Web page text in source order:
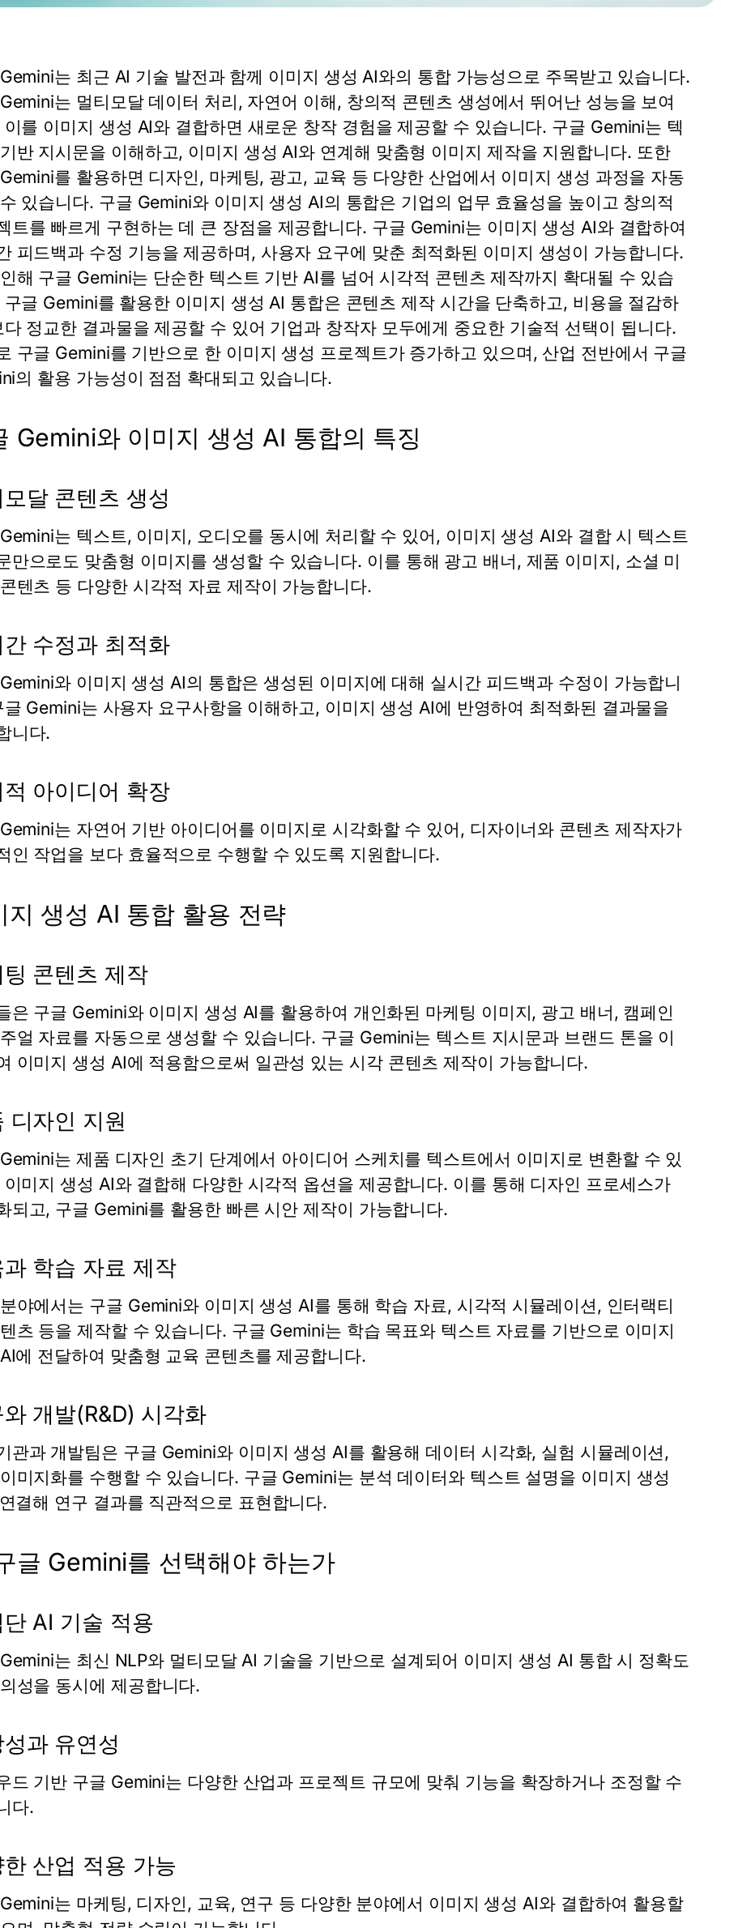
는 최근 AI 기술 발전과 함께 이미지 생성 AI와의 통합 가능성으로 주목받고 있습니다.
는 멀티모달 데이터 처리, 자연어 이해, 창의적 콘텐츠 생성에서 뛰어난 성능을 보여
이를 이미지 생성 AI와 결합하면 새로운 창작 경험을 제공할 수 있습니다. 구글 Gemini는 텍
반 지시문을 이해하고, 이미지 생성 AI와 연계해 맞춤형 이미지 제작을 지원합니다. 또한
를 활용하면 디자인, 마케팅, 광고, 교육 등 다양한 산업에서 이미지 생성 과정을 자동
있습니다. 구글 Gemini와 이미지 생성 AI의 통합은 기업의 업무 효율성을 높이고 창의적
트를 빠르게 구현하는 데 큰 장점을 제공합니다. 구글 Gemini는 이미지 생성 AI와 결합하여
피드백과 수정 기능을 제공하며, 사용자 요구에 맞춘 최적화된 이미지 생성이 가능합니다.
해 구글 Gemini는 단순한 텍스트 기반 AI를 넘어 시각적 콘텐츠 제작까지 확대될 수 있습
구글 Gemini를 활용한 이미지 생성 AI 통합은 콘텐츠 제작 시간을 단축하고, 비용을 절감하
다 정교한 결과물을 제공할 수 있어 기업과 창작자 모두에게 중요한 기술적 선택이 됩니다.
구글 Gemini를 기반으로 한 이미지 생성 프로젝트가 증가하고 있으며, 산업 전반에서 구글
의 활용 가능성이 점점 확대되고 있습니다.
Gemini와 이미지 생성 AI 통합의 특징
모달 콘텐츠 생성
는 텍스트, 이미지, 오디오를 동시에 처리할 수 있어, 이미지 생성 AI와 결합 시 텍스트
만으로도 맞춤형 이미지를 생성할 수 있습니다. 이를 통해 광고 배너, 제품 이미지, 소셜 미
텐츠 등 다양한 시각적 자료 제작이 가능합니다.
수정과 최적화
와 이미지 생성 AI의 통합은 생성된 이미지에 대해 실시간 피드백과 수정이 가능합니
글 Gemini는 사용자 요구사항을 이해하고, 이미지 생성 AI에 반영하여 최적화된 결과물을
니다.
적 아이디어 확장
는 자연어 기반 아이디어를 이미지로 시각화할 수 있어, 디자이너와 콘텐츠 제작자가
인 작업을 보다 효율적으로 수행할 수 있도록 지원합니다.
지 생성 AI 통합 활용 전략
팅 콘텐츠 제작
은 구글 Gemini와 이미지 생성 AI를 활용하여 개인화된 마케팅 이미지, 광고 배너, 캠페인
얼 자료를 자동으로 생성할 수 있습니다. 구글 Gemini는 텍스트 지시문과 브랜드 톤을 이
이미지 생성 AI에 적용함으로써 일관성 있는 시각 콘텐츠 제작이 가능합니다.
디자인 지원
는 제품 디자인 초기 단계에서 아이디어 스케치를 텍스트에서 이미지로 변환할 수 있
이미지 생성 AI와 결합해 다양한 시각적 옵션을 제공합니다. 이를 통해 디자인 프로세스가
되고, 구글 Gemini를 활용한 빠른 시안 제작이 가능합니다.
과 학습 자료 제작
야에서는 구글 Gemini와 이미지 생성 AI를 통해 학습 자료, 시각적 시뮬레이션, 인터랙티
츠 등을 제작할 수 있습니다. 구글 Gemini는 학습 목표와 텍스트 자료를 기반으로 이미지
에 전달하여 맞춤형 교육 콘텐츠를 제공합니다.
와 개발(R&D) 시각화
관과 개발팀은 구글 Gemini와 이미지 생성 AI를 활용해 데이터 시각화, 실험 시뮬레이션,
미지화를 수행할 수 있습니다. 구글 Gemini는 분석 데이터와 텍스트 설명을 이미지 생성
결해 연구 결과를 직관적으로 표현합니다.
글 Gemini를 선택해야 하는가
단 AI 기술 적용
는 최신 NLP와 멀티모달 AI 기술을 기반으로 설계되어 이미지 생성 AI 통합 시 정확도
성을 동시에 제공합니다.
과 유연성
드 기반 구글 Gemini는 다양한 산업과 프로젝트 규모에 맞춰 기능을 확장하거나 조정할 수
다.
한 산업 적용 가능
는 마케팅, 디자인, 교육, 연구 등 다양한 분야에서 이미지 생성 AI와 결합하여 활용할